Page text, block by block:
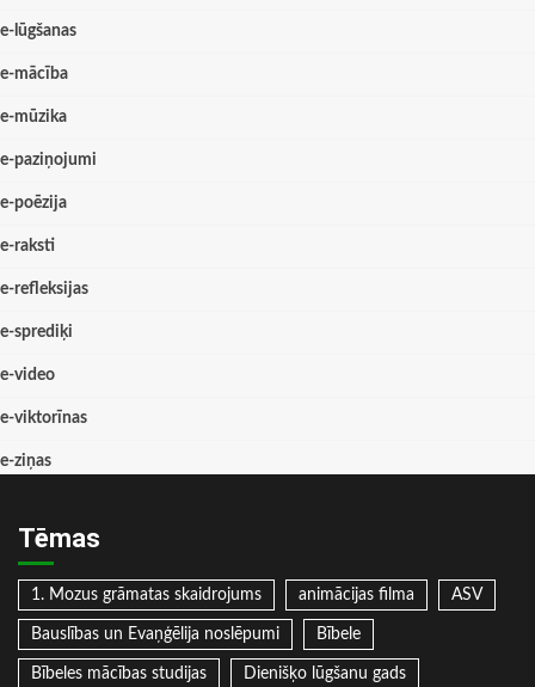
e-lūgšanas
e-mācība
e-mūzika
e-paziņojumi
e-poēzija
e-raksti
e-refleksijas
e-sprediķi
e-video
e-viktorīnas
e-ziņas
Tēmas
1. Mozus grāmatas skaidrojums animācijas filma ASV
Bauslības un Evaņģēlija noslēpumi Bībele
Bībeles mācības studijas Dienišķo lūgšanu gads